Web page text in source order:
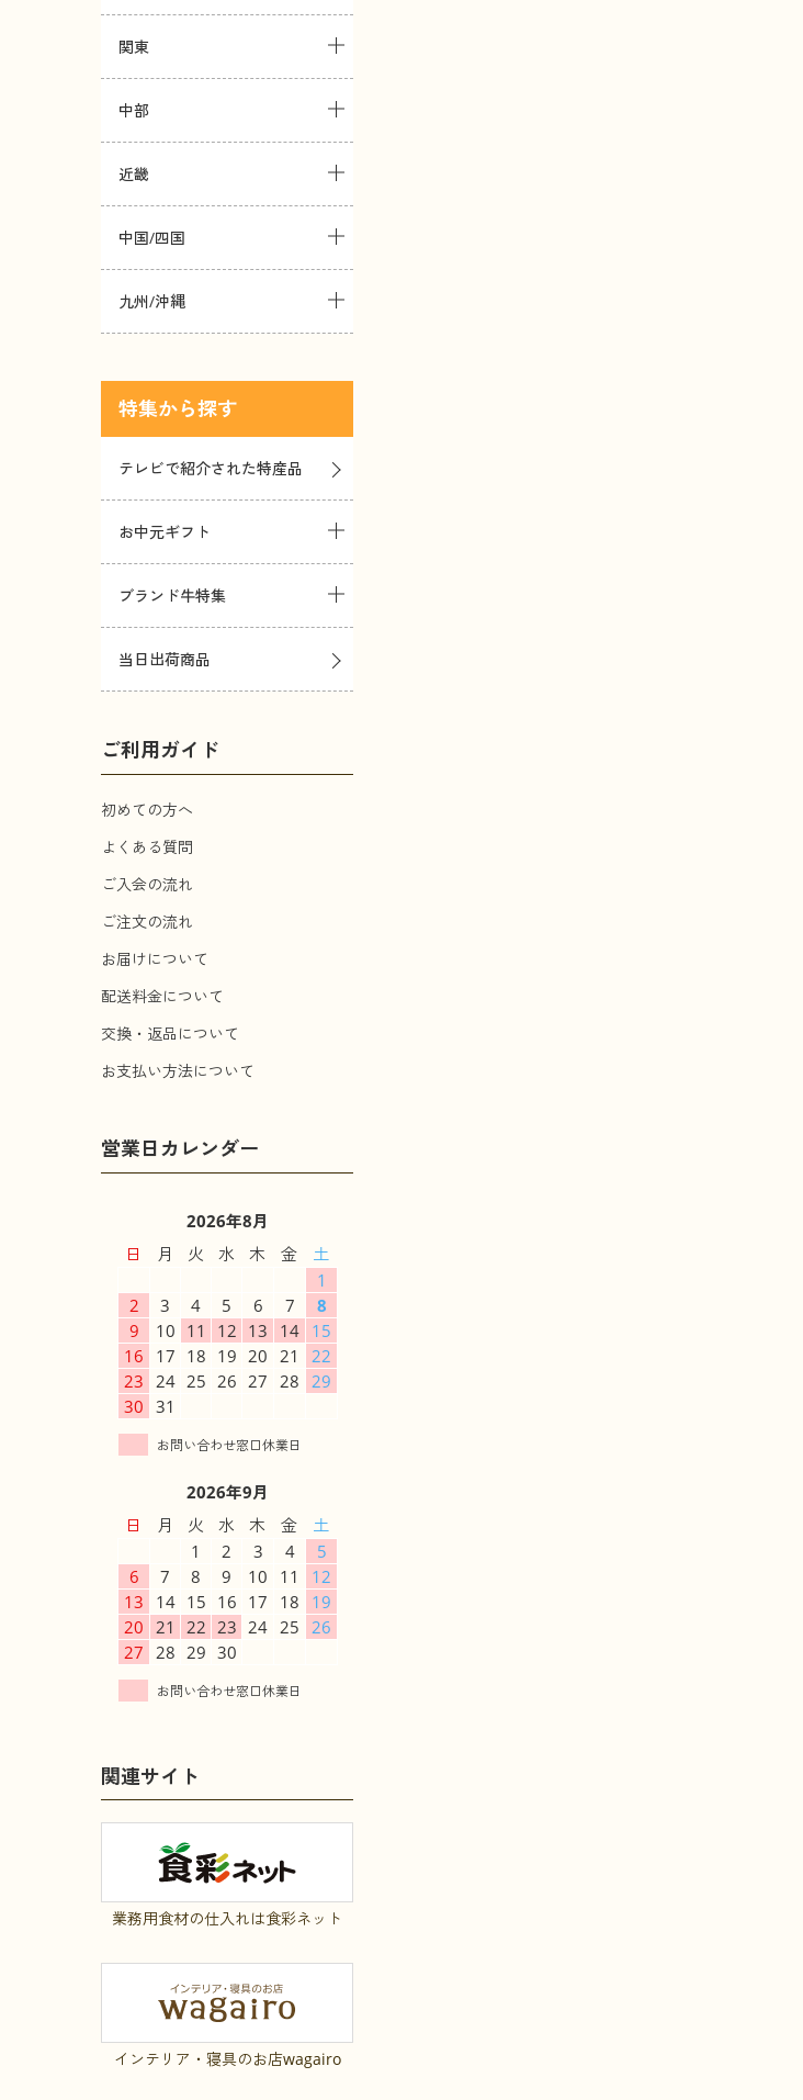
関東
中部
近畿
中国/四国
九州/沖縄
特集
テレビで紹介された特産品
お中元ギフト
ブランド牛特集
当日出荷商品
ご利用ガイド
初めての方へ
よくある質問
ご入会の流れ
ご注文の流れ
お届けについて
配送料金について
交換・返品について
お支払い方法について
2026年8月
日
月 火 水 木 金
土
1
2
3 4 5 6 7
8
9
10 11 12 13 14 15
16
17 18 19 20 21
22
23
24 25 26 27 28
29
30 31
2026年9月
日
月 火 水 木 金
土
1
2 3 4
5
6
7 8 9 10 11
12
13
14 15 16 17 18
19
20
21 22 23 24 25
26
27
28 29 30
関連サイト
業務用食材の仕入れは食彩ネット
インテリア・寝具のお店wagairo